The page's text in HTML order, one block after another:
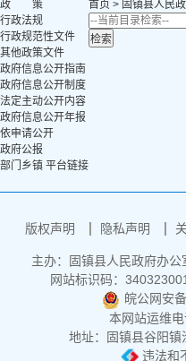
政 策
行政法规
行政规范性文件
其他政策文件
政府信息公开指南
政府信息公开制度
法定主动公开内容
政府信息公开年报
依申请公开
政府公报
部门乡镇 平台链接
首页 > 固镇县人民
版权声明 隐私声明
主办：固镇县人民政府办公
网站标识码：
皖公网安
本网站运维
地址：固镇县谷阳镇
违法和